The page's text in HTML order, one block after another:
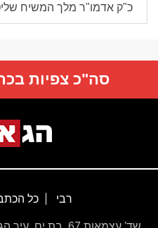
כ"ק אדמו"ר מלך המשיח
סה"כ צפיות
רבי כל